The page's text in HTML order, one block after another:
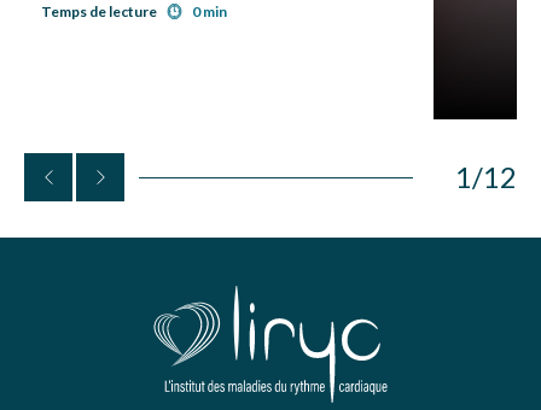
Temps de lecture 0 min
1/12